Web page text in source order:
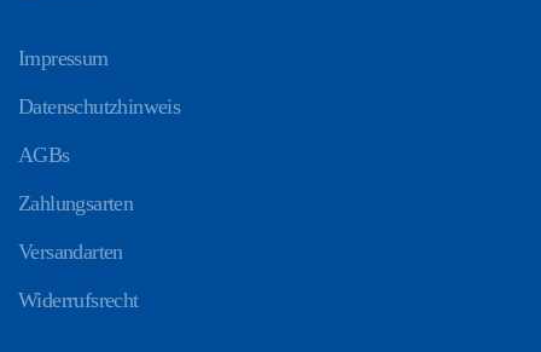
Impressum
Datenschutzhinweis
AGBs
Zahlungsarten
Versandarten
Widerrufsrecht